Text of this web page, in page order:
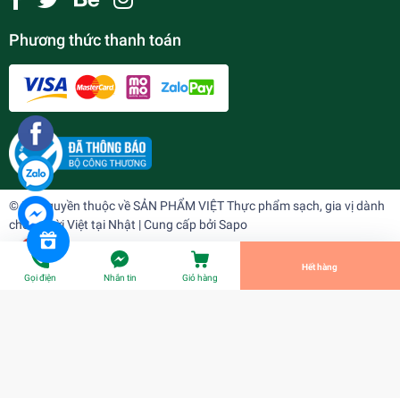
Phương thức thanh toán
© Bản quyền thuộc vềSẢN PHẨM VIỆT Thực phẩm sạch, gia vị dành
cho người Việt tại Nhật | Cung cấp bởiSapo
¥0
undefined
Tiến Hành Thanh Toán
Gọi điện Nhắn tin Giỏ hàng
Hết hàng